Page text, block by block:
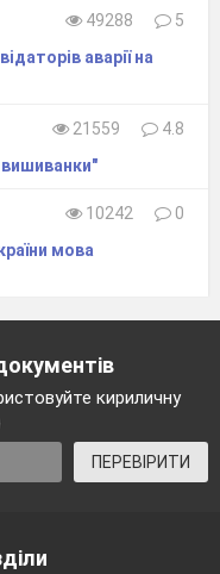
використання
форм і
інтелектуальних
творчості,
діяльності.
осмисленого
до процесу
та навчання,
орієнтації і
49288
5
аварії на
21559
4.8
вишиванки"
10242
0
мова
кириличну
ПЕРЕВІРИТИ